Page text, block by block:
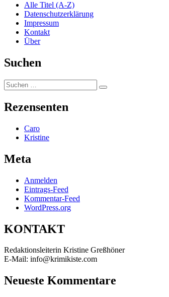
Alle Titel (A-Z)
Datenschutzerklärung
Impressum
Kontakt
Über
Suchen
Suchen
nach:
Suchen
Rezensenten
Caro
Kristine
Meta
Anmelden
Eintrags-Feed
Kommentar-Feed
WordPress.org
KONTAKT
Redaktionsleiterin Kristine Greßhöner
E-Mail: info@krimikiste.com
Neueste Kommentare